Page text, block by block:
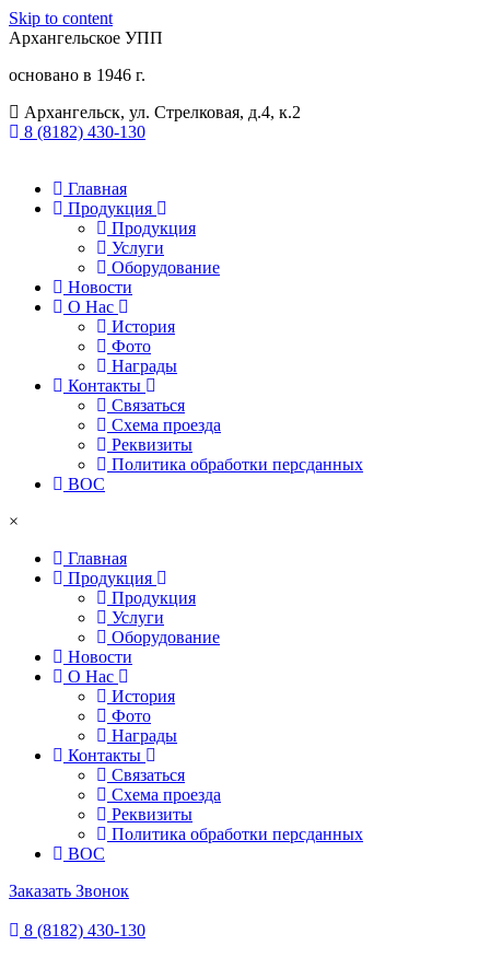
Skip to content
Архангельское УПП
основано в 1946 г.
Архангельск, ул. Стрелковая, д.4, к.2
8 (8182) 430-130​
Главная
Продукция
Продукция
Услуги
Оборудование
Новости
О Нас
История
Фото
Награды
Контакты
Связаться
Схема проезда
Реквизиты
Политика обработки персданных
ВОС
×
Главная
Продукция
Продукция
Услуги
Оборудование
Новости
О Нас
История
Фото
Награды
Контакты
Связаться
Схема проезда
Реквизиты
Политика обработки персданных
ВОС
Заказать Звонок
8 (8182) 430-130